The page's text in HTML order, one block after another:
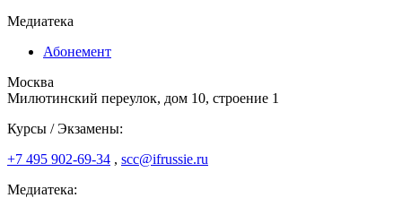
Медиатека
Абонемент
Москва
Милютинский переулок, дом 10, строение 1
Курсы / Экзамены:
+7 495 902-69-34 , scc@ifrussie.ru
Медиатека: